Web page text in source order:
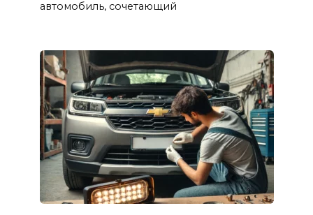
автомобиль, сочетающий